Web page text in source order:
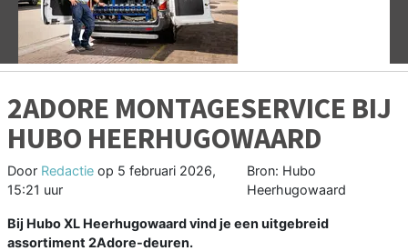
2ADORE MONTAGESERVICE BIJ
HUBO HEERHUGOWAARD
Door Redactie op 5 februari 2026,
15:21 uur
Bron: Hubo
Heerhugowaard
Bij Hubo XL Heerhugowaard vind je een uitgebreid
assortiment 2Adore-deuren.